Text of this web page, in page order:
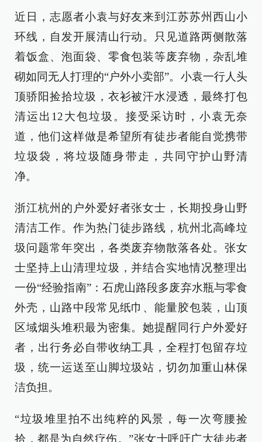
近日，志愿者小袁与好友来到江苏苏州西山小
环线，自发开展清山行动。只见道路两侧散落
着饭盒、泡面袋、零食包装等废弃物，杂乱堆
砌如同无人打理的“户外小卖部”。小袁一行人头
顶骄阳捡拾垃圾，衣衫被汗水浸透，最终打包
清运出12大包垃圾。接受采访时，小袁无奈
道，他们这样做是希望所有徒步者能自觉携带
垃圾袋，将垃圾随身带走，共同守护山野清
净。
浙江杭州的户外爱好者张女士，长期投身山野
清洁工作。作为热门徒步路线，杭州北高峰垃
圾问题常年突出，各类废弃物散落各处。张女
士坚持上山清理垃圾，并结合实地情况整理出
一份“经验指南”：石虎山路段多废弃水瓶与零食
外壳，山路中段常见纸巾、能量胶包装，山顶
区域烟头堆积最为密集。她提醒同行户外爱好
者，出行务必自带收纳工具，全程打包留存垃
圾，统一运送至山脚垃圾站，切勿加重山林保
洁负担。
“垃圾堆里拍不出纯粹的风景，每一次弯腰捡
拾，都是为自然疗伤。”张女士呼吁广大徒步者